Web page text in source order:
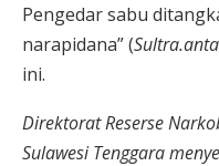
Pengedar sabu
narapidana” (
ini.
Direktorat Reserse
Sulawesi Tenggara